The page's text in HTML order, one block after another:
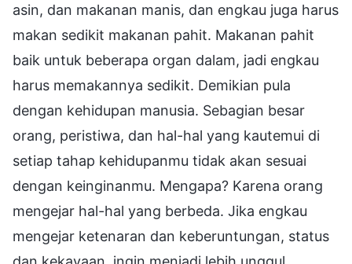
asin, dan makanan manis, dan engkau juga harus
makan sedikit makanan pahit. Makanan pahit
baik untuk beberapa organ dalam, jadi engkau
harus memakannya sedikit. Demikian pula
dengan kehidupan manusia. Sebagian besar
orang, peristiwa, dan hal-hal yang kautemui di
setiap tahap kehidupanmu tidak akan sesuai
dengan keinginanmu. Mengapa? Karena orang
mengejar hal-hal yang berbeda. Jika engkau
mengejar ketenaran dan keberuntungan, status